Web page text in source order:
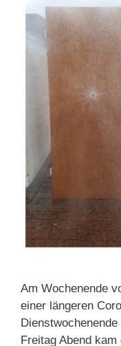
Am Wochenende
einer längeren
Freitag Abend